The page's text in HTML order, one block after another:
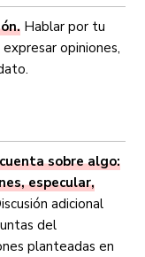
Hablar por tu
opiniones,
sobre algo:
especular,
adicional
del
planteadas en